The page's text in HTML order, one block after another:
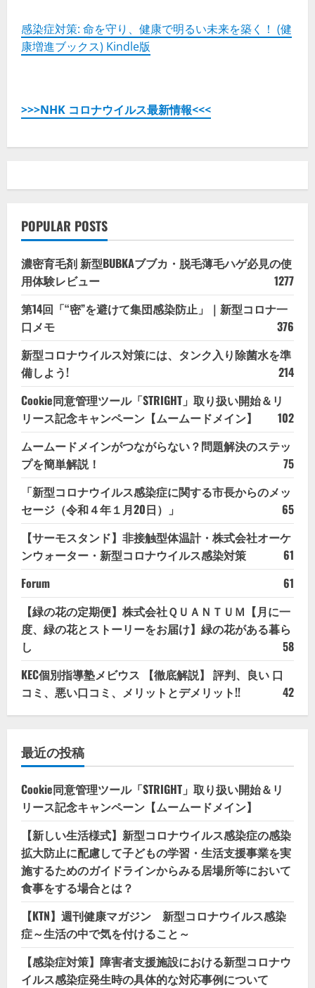
感染症対策: 命を守り、健康で明るい未来を築く！ (健
康増進ブックス) Kindle版
>>>NHK コロナウイルス最新情報<<<
POPULAR POSTS
濃密育毛剤 新型BUBKAブブカ・脱毛薄毛ハゲ必見の使
用体験レビュー
1277
第14回「“密”を避けて集団感染防止」｜新型コロナ一
口メモ
376
新型コロナウイルス対策には、タンク入り除菌水を準
備しよう!
214
Cookie同意管理ツール「STRIGHT」取り扱い開始＆リ
リース記念キャンペーン【ムームードメイン】
102
ムームードメインがつながらない？問題解決のステッ
プを簡単解説！
75
「新型コロナウイルス感染症に関する市長からのメッ
セージ（令和４年１月20日）」
65
【サーモスタンド】非接触型体温計・株式会社オーケ
ンウォーター・新型コロナウイルス感染対策
61
Forum
61
【緑の花の定期便】株式会社ＱＵＡＮＴＵＭ【月に一
度、緑の花とストーリーをお届け】緑の花がある暮ら
し
58
KEC個別指導塾メビウス 【徹底解説】 評判、良い 口
コミ、悪い口コミ、メリットとデメリット!!
42
最近の投稿
Cookie同意管理ツール「STRIGHT」取り扱い開始＆リ
リース記念キャンペーン【ムームードメイン】
【新しい生活様式】新型コロナウイルス感染症の感染
拡大防止に配慮して子どもの学習・生活支援事業を実
施するためのガイドラインからみる居場所等において
食事をする場合とは？
【KTN】週刊健康マガジン 新型コロナウイルス感染
症～生活の中で気を付けること～
【感染症対策】障害者支援施設における新型コロナウ
イルス感染症発生時の具体的な対応事例について